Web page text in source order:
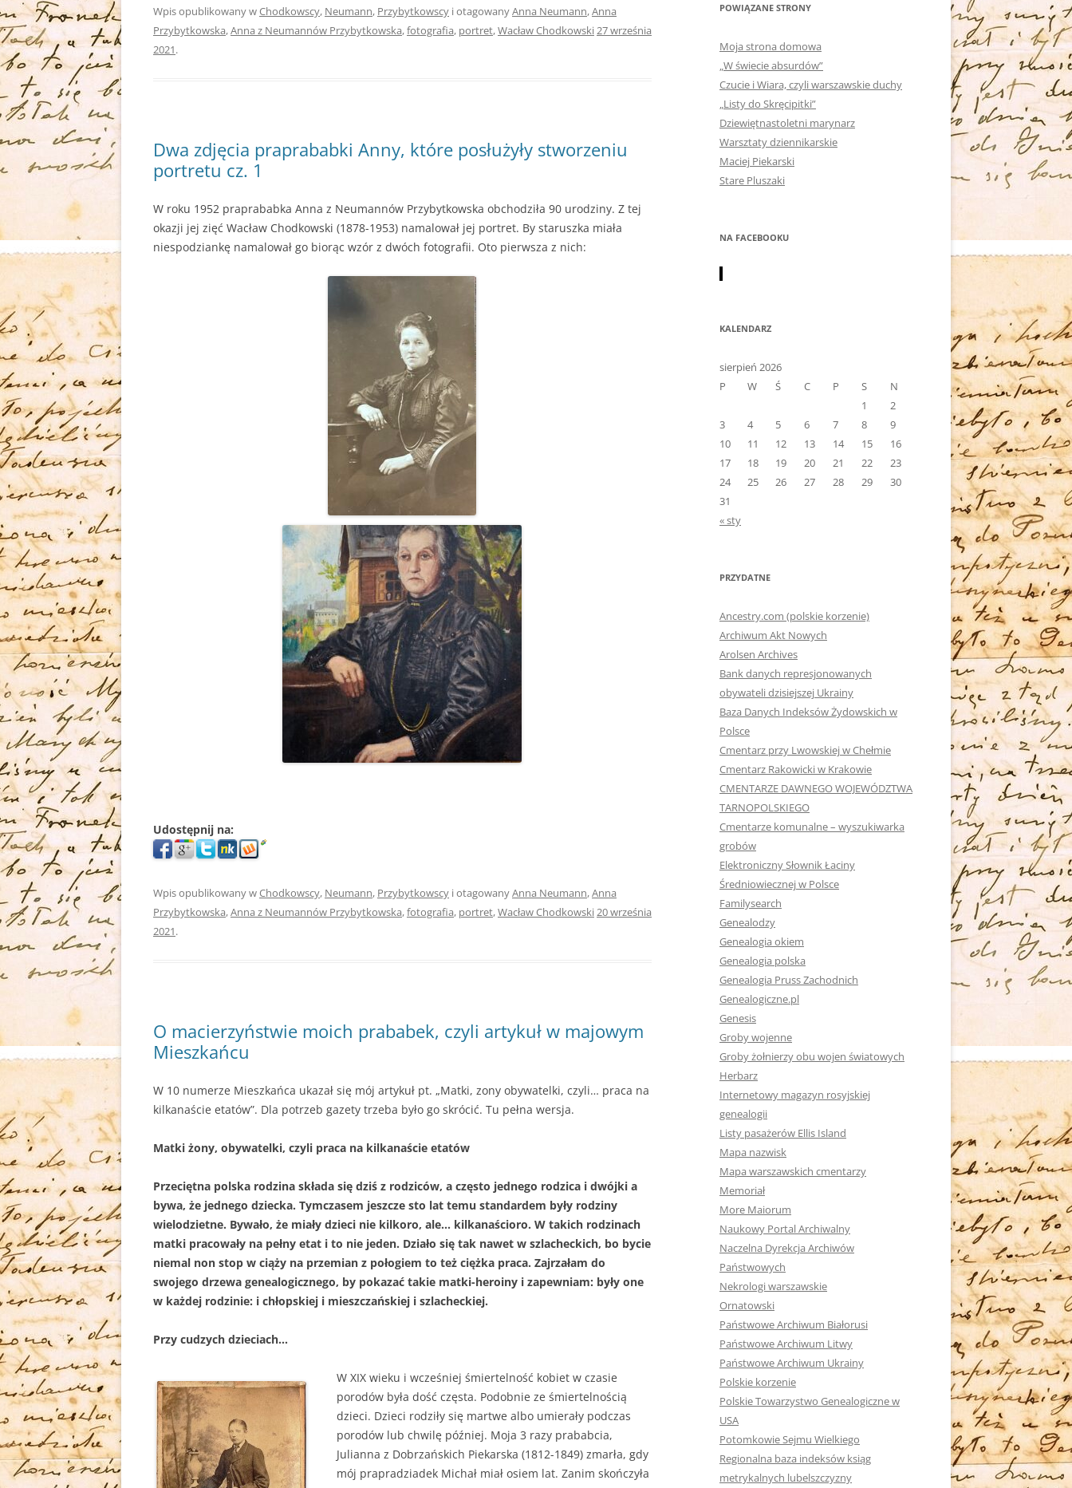
Wpis opublikowany wChodkowscy, Neumann, Przybytkowscy i otagowanyAnna Neumann,Anna
Przybytkowska,Anna z Neumannów Przybytkowska,fotografia, portret,Wacław Chodkowski27 września
2021.
Dwa zdjęcia praprababki Anny, które posłużyły stworzeniu
portretu cz. 1
W roku 1952 praprababka Anna z Neumannów Przybytkowska obchodziła 90 urodziny. Z tej
okazji jej zięć Wacław Chodkowski (1878-1953) namalował jej portret. By staruszka miała
niespodziankę namalował go biorąc wzór z dwóch fotografii. Oto pierwsza z nich:
Udostępnij na:
Wpis opublikowany wChodkowscy, Neumann, Przybytkowscy i otagowanyAnna Neumann,Anna
Przybytkowska,Anna z Neumannów Przybytkowska,fotografia, portret,Wacław Chodkowski20 września
2021.
O macierzyństwie moich prababek, czyli artykuł w majowym
Mieszkańcu
W 10 numerze Mieszkańca ukazał się mój artykuł pt. „Matki, zony obywatelki, czyli… praca na
kilkanaście etatów”. Dla potrzeb gazety trzeba było go skrócić. Tu pełna wersja.
Matki żony, obywatelki, czyli praca na kilkanaście etatów
Przeciętna polska rodzina składa się dziś z rodziców, a często jednego rodzica i dwójki a
bywa, że jednego dziecka. Tymczasem jeszcze sto lat temu standardem były rodziny
wielodzietne. Bywało, że miały dzieci nie kilkoro, ale… kilkanaścioro. W takich rodzinach
matki pracowały na pełny etat i to nie jeden. Działo się tak nawet w szlacheckich, bo bycie
niemal non stop w ciąży na przemian z połogiem to też ciężka praca. Zajrzałam do
swojego drzewa genealogicznego, by pokazać takie matki-heroiny i zapewniam: były one
w każdej rodzinie: i chłopskiej i mieszczańskiej i szlacheckiej.
Przy cudzych dzieciach…
W XIX wieku i wcześniej śmiertelność kobiet w czasie
porodów była dość częsta. Podobnie ze śmiertelnością
dzieci. Dzieci rodziły się martwe albo umierały podczas
porodów lub chwilę później. Moja 3 razy prababcia,
Julianna z Dobrzańskich Piekarska (1812-1849) zmarła, gdy
mój prapradziadek Michał miał osiem lat. Zanim skończyła
POWIĄZANE STRONY
Moja strona domowa
„W świecie absurdów”
Czucie i Wiara, czyli warszawskie duchy
„Listy do Skręcipitki”
Dziewiętnastoletni marynarz
Warsztaty dziennikarskie
Maciej Piekarski
Stare Pluszaki
NA FACEBOOKU
KALENDARZ
sierpień 2026
P
W Ś C P S
N
1
2
3
4 5 6 7 8
9
10
11 12 13 14 15
16
17
18 19 20 21 22
23
24
25 26 27 28 29
30
31
« sty
PRZYDATNE
Ancestry.com (polskie korzenie)
Archiwum Akt Nowych
Arolsen Archives
Bank danych represjonowanych
obywateli dzisiejszej Ukrainy
Baza Danych Indeksów Żydowskich w
Polsce
Cmentarz przy Lwowskiej w Chełmie
Cmentarz Rakowicki w Krakowie
CMENTARZE DAWNEGO WOJEWÓDZTWA
TARNOPOLSKIEGO
Cmentarze komunalne – wyszukiwarka
grobów
Elektroniczny Słownik Łaciny
Średniowiecznej w Polsce
Familysearch
Genealodzy
Genealogia okiem
Genealogia polska
Genealogia Pruss Zachodnich
Genealogiczne.pl
Genesis
Groby wojenne
Groby żołnierzy obu wojen światowych
Herbarz
Internetowy magazyn rosyjskiej
genealogii
Listy pasażerów Ellis Island
Mapa nazwisk
Mapa warszawskich cmentarzy
Memoriał
More Maiorum
Naukowy Portal Archiwalny
Naczelna Dyrekcja Archiwów
Państwowych
Nekrologi warszawskie
Ornatowski
Państwowe Archiwum Białorusi
Państwowe Archiwum Litwy
Państwowe Archiwum Ukrainy
Polskie korzenie
Polskie Towarzystwo Genealogiczne w
USA
Potomkowie Sejmu Wielkiego
Regionalna baza indeksów ksiąg
metrykalnych lubelszczyzny